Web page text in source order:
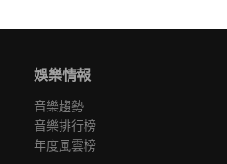
娛樂情報
音樂趨勢
音樂排行榜
年度風雲榜